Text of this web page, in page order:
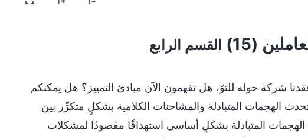
(15) القسم الرابع
شركة حوله للتوّ، هل تفهمون الآن مبادئ التمييز؟ هل يمكنكم
الهجمات المتبادلة والمشاحنات الكلامية بشكلٍ متكرِّر بين
المتبادلة بشكلٍ أساسي استهدافًا مقصودًا لمشكلات